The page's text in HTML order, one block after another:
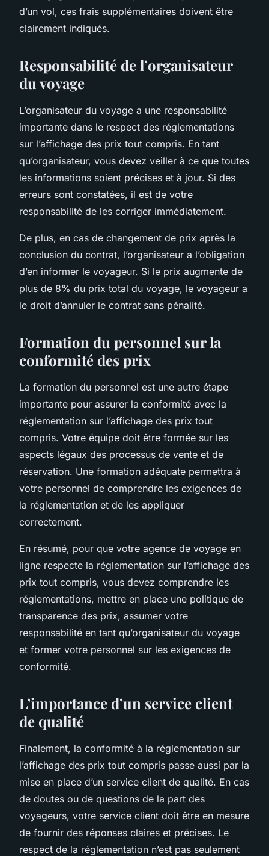
d’un vol, ces frais supplémentaires doivent être
clairement indiqués.
Responsabilité de l’organisateur
du voyage
L’organisateur du voyage a une responsabilité
importante dans le respect des réglementations
sur l’affichage des prix tout compris. En tant
qu’organisateur, vous devez veiller à ce que toutes
les informations soient précises et à jour. Si des
erreurs sont constatées, il est de votre
responsabilité de les corriger immédiatement.
De plus, en cas de changement de prix après la
conclusion du contrat, l’organisateur a l’obligation
d’en informer le voyageur. Si le prix augmente de
plus de 8% du prix total du voyage, le voyageur a
le droit d’annuler le contrat sans pénalité.
Formation du personnel sur la
conformité des prix
La formation du personnel est une autre étape
importante pour assurer la conformité avec la
réglementation sur l’affichage des prix tout
compris. Votre équipe doit être formée sur les
aspects légaux des processus de vente et de
réservation. Une formation adéquate permettra à
votre personnel de comprendre les exigences de
la réglementation et de les appliquer
correctement.
En résumé, pour que votre agence de voyage en
ligne respecte la réglementation sur l’affichage des
prix tout compris, vous devez comprendre les
réglementations, mettre en place une politique de
transparence des prix, assumer votre
responsabilité en tant qu’organisateur du voyage
et former votre personnel sur les exigences de
conformité.
L’importance d’un service client
de qualité
Finalement, la conformité à la réglementation sur
l’affichage des prix tout compris passe aussi par la
mise en place d’un service client de qualité. En cas
de doutes ou de questions de la part des
voyageurs, votre service client doit être en mesure
de fournir des réponses claires et précises. Le
respect de la réglementation n’est pas seulement